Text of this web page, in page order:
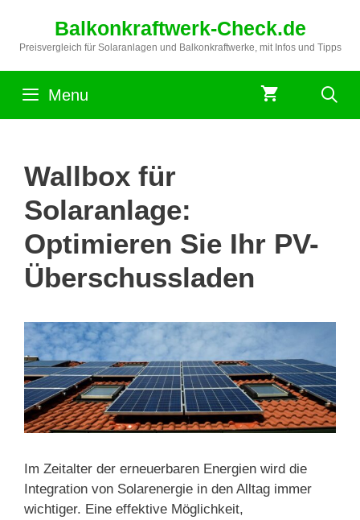
springen
Balkonkraftwerk-Check.de
Preisvergleich für Solaranlagen und Balkonkraftwerke, mit Infos und Tipps
Menu
Wallbox für
Solaranlage:
Optimieren Sie Ihr PV-
Überschussladen
Im Zeitalter der erneuerbaren Energien wird die
Integration von Solarenergie in den Alltag immer
wichtiger. Eine effektive Möglichkeit,